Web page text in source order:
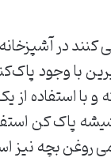
در
با وجود
از یک
پاک کن
روغن بچه نیز